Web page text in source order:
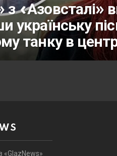
«Азовсталі»
українську
танку в
«GlazNews»